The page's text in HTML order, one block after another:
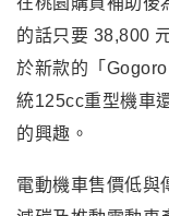
的話只要 38,800
於新款的「
統125cc重型機車
的興趣。
電動機車售價低與